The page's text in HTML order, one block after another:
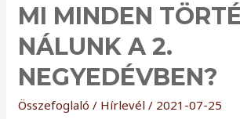
te
vagy
a
sztár!
MI MINDEN
NÁLUNK A 2.
NEGYEDÉVBEN?
Összefoglaló / Hírlevél / 2021-07-25